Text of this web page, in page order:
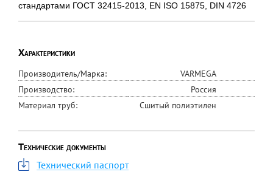
стандартами ГОСТ 32415-2013, EN ISO 15875, DIN 4726
Характеристики
Производитель/Марка:
VARMEGA
Производство:
Россия
Материал труб:
Сшитый полиэтилен
Технические документы
Технический паспорт